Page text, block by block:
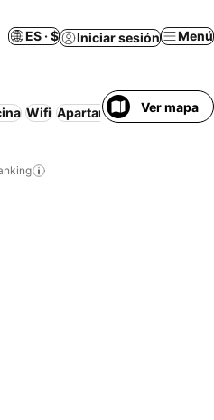
ES · $ Iniciar sesión Menú
Wifi Apartamento amueblado
Ver mapa